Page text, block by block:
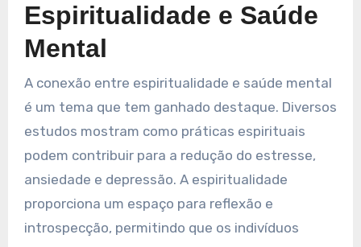
Espiritualidade e Saúde
Mental
A conexão entre espiritualidade e saúde mental
é um tema que tem ganhado destaque. Diversos
estudos mostram como práticas espirituais
podem contribuir para a redução do estresse,
ansiedade e depressão. A espiritualidade
proporciona um espaço para reflexão e
introspecção, permitindo que os indivíduos